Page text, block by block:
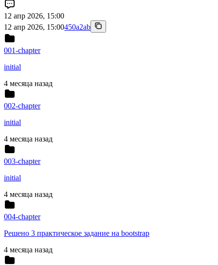
12 апр 2026, 15:00
12 апр 2026, 15:00450a2ab
001-chapter
initial
4 месяца назад
002-chapter
initial
4 месяца назад
003-chapter
initial
4 месяца назад
004-chapter
Решено 3 практическое задание на bootstrap
4 месяца назад